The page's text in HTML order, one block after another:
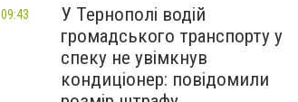
У Тернополі водій
громадського транспорту у
спеку не увімкнув
кондиціонер: повідомили
09:43